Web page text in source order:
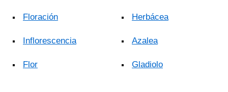
Floración
Inflorescencia
Flor
Herbácea
Azalea
Gladiolo